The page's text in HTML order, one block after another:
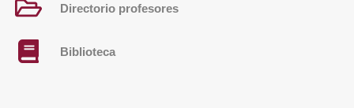
Directorio profesores
Biblioteca